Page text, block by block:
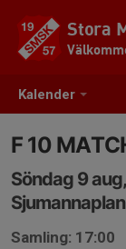
Kalender
Stora
F 10
Söndag 9
Samling: 17:00